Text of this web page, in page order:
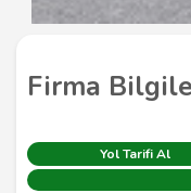
Firma
Yol Tarifi Al